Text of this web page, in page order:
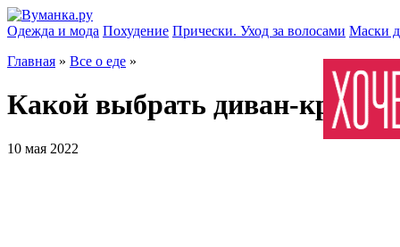
Одежда и мода Похудение Прически. Уход за волосами Маски
Главная » Все о еде »
Какой выбрать диван-
10 мая 2022